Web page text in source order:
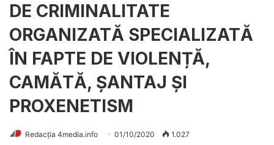
DE CRIMINALITATE
ORGANIZATĂ SPECIALIZATĂ
ÎN FAPTE DE VIOLENȚĂ,
CAMĂTĂ, ȘANTAJ ȘI
PROXENETISM
Redacția 4media.info 01/10/2020 1.027